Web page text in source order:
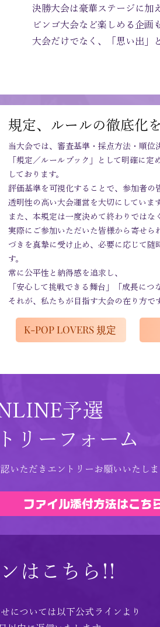
決勝大会は豪華ステージに加
ビンゴ大会など楽しめる企画
大会だけでなく、「思い出」
規定、ルールの徹底化
当大会では、審査基準・採点方法・順位
「規定／ルールブック」として明確に定
しております。
評価基準を可視化することで、参加者の
透明性の高い大会運営を大切にしています
また、本規定は一度決めて終わりではな
実際にご参加いただいた皆様から寄せら
づきを真摯に受け止め、必要に応じて随
す。
常に公平性と納得感を追求し、
「安心して挑戦できる舞台」「成長につ
それが、私たちが目指す大会の在り方です
K-POP LOVERS 規定
予選
リーフォーム
いただきエントリーお願いいたしま
ファイル添付方法はこち
はこちら!!
については以下公式ラインより